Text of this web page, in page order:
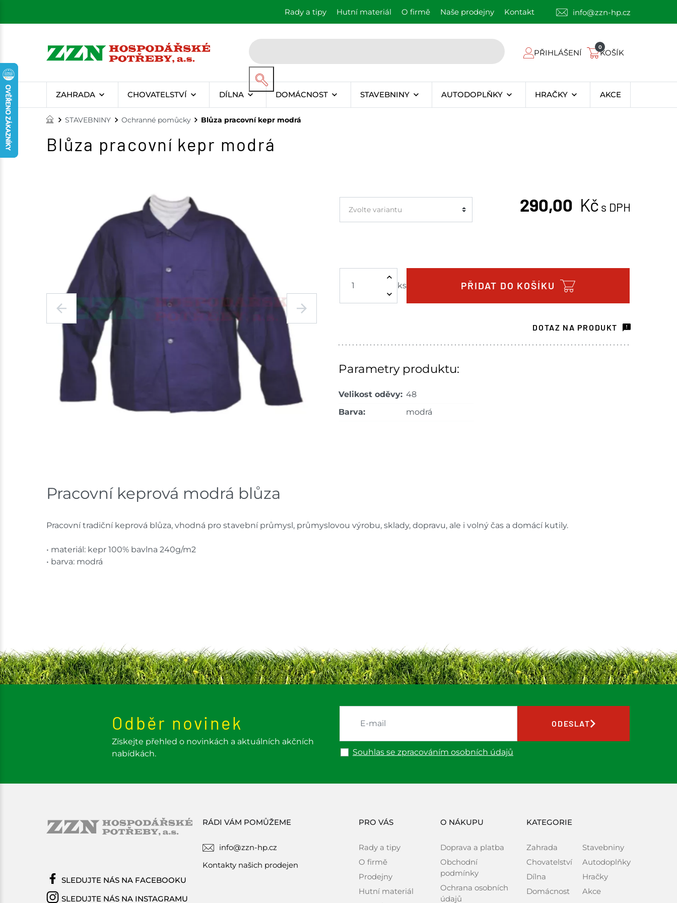
Rady a tipy Hutní materiál O firmě Naše prodejny Kontakt info@zzn-hp.cz
PŘIHLÁŠENÍ
0
KOŠÍK
ZAHRADA CHOVATELSTVÍ DÍLNA DOMÁCNOST STAVEBNINY AUTODOPLŇKY HRAČKY AKCE
STAVEBNINY Ochranné pomůcky Blůza pracovní kepr modrá
Blůza pracovní kepr modrá
290,00 Kč s DPH
ks PŘIDAT DO KOŠÍKU
DOTAZ NA PRODUKT
Parametry produktu:
Velikost oděvy: 48
Barva:
modrá
Pracovní keprová modrá blůza
Pracovní tradiční keprová blůza, vhodná pro stavební průmysl, průmyslovou výrobu, sklady, dopravu, ale i volný čas a domácí kutily.
• materiál: kepr 100% bavlna 240g/m2
• barva: modrá
Odběr novinek
Získejte přehled o novinkách a aktuálních akčních
nabídkách.
Souhlas se zpracováním osobních údajů
ODESLAT
RÁDI VÁM POMŮŽEME
info@zzn-hp.cz
Kontakty našich prodejen
PRO VÁS
Rady a tipy
O firmě
Prodejny
Hutní materiál
O NÁKUPU
Doprava a platba
Obchodní
podmínky
Ochrana osobních
údajů
KATEGORIE
Zahrada
Chovatelství
Dílna
Domácnost
Stavebniny
Autodoplňky
Hračky
Akce
SLEDUJTE NÁS NA FACEBOOKU
SLEDUJTE NÁS NA INSTAGRAMU